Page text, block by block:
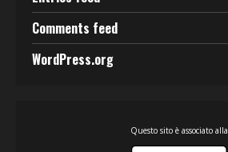
Comments feed
WordPress.org
Questo sito è associato alla